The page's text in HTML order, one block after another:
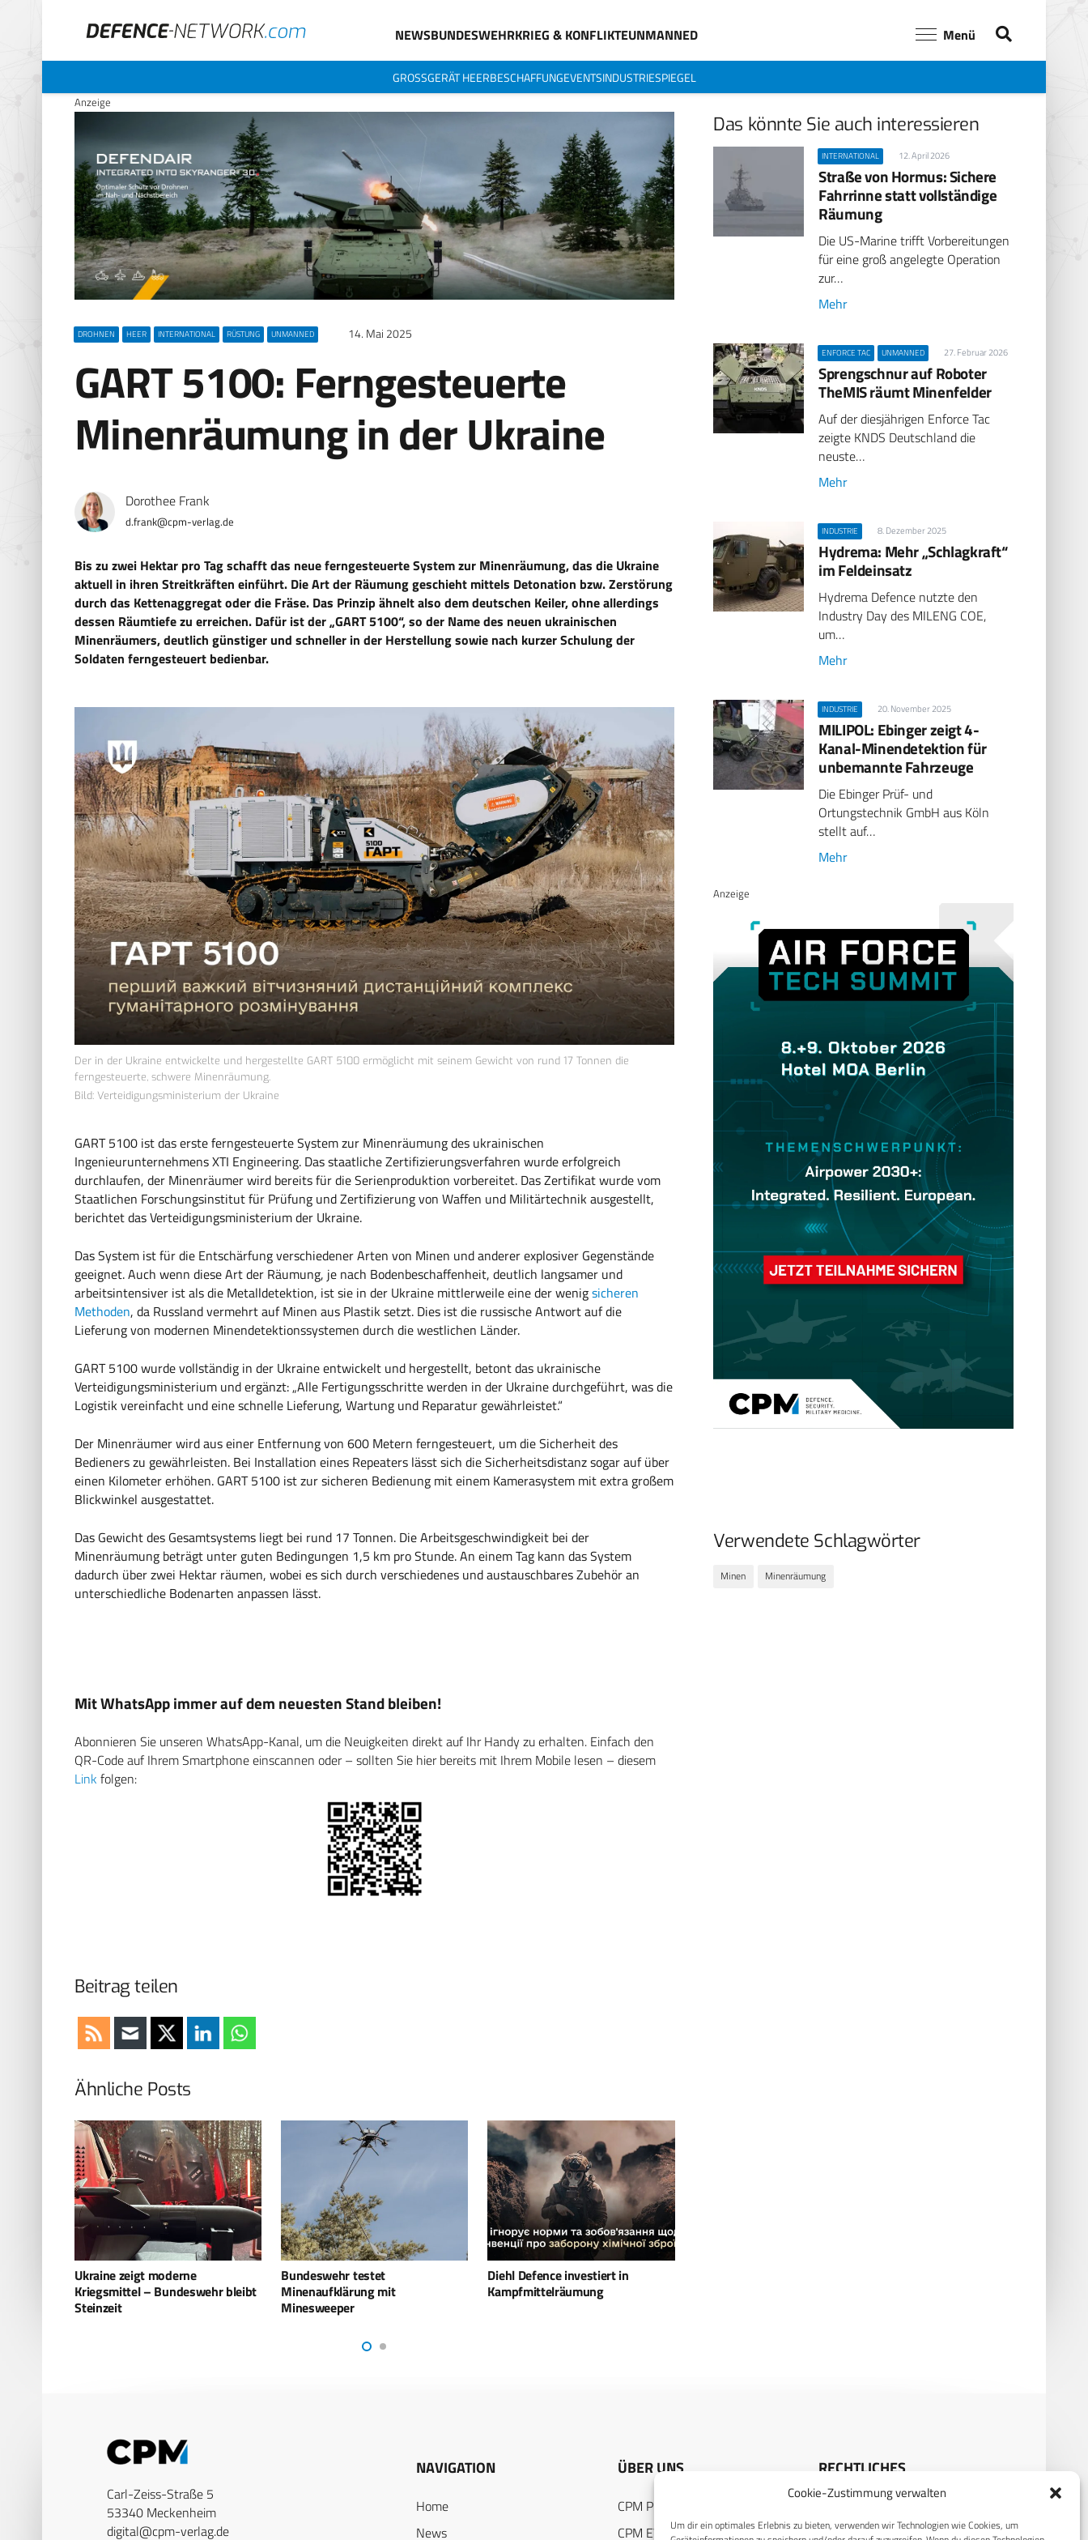
Cookie-Zustimmung verwalten
Um dir ein optimales Erlebnis zu bieten, verwenden wir Technologien wie Cookies, um
NEWSBUNDESWEHRKRIEG & KONFLIKTEUNMANNED Menü
GROSSGERÄT HEERBESCHAFFUNGEVENTSINDUSTRIESPIEGEL
Anzeige
DROHNEN HEER INTERNATIONAL RÜSTUNG UNMANNED 14. Mai 2025
GART 5100: Ferngesteuerte
Minenräumung in der Ukraine
Dorothee Frank
d.frank@cpm-verlag.de
Bis zu zwei Hektar pro Tag schafft das neue ferngesteuerte System zur Minenräumung, das die Ukraine
aktuell in ihren Streitkräften einführt. Die Art der Räumung geschieht mittels Detonation bzw. Zerstörung
durch das Kettenaggregat oder die Fräse. Das Prinzip ähnelt also dem deutschen Keiler, ohne allerdings
dessen Räumtiefe zu erreichen. Dafür ist der „GART 5100“, so der Name des neuen ukrainischen
Minenräumers, deutlich günstiger und schneller in der Herstellung sowie nach kurzer Schulung der
Soldaten ferngesteuert bedienbar.
Der in der Ukraine entwickelte und hergestellte GART 5100 ermöglicht mit seinem Gewicht von rund 17 Tonnen die
ferngesteuerte, schwere Minenräumung.
Bild: Verteidigungsministerium der Ukraine
GART 5100 ist das erste ferngesteuerte System zur Minenräumung des ukrainischen
Ingenieurunternehmens XTI Engineering. Das staatliche Zertifizierungsverfahren wurde erfolgreich
durchlaufen, der Minenräumer wird bereits für die Serienproduktion vorbereitet. Das Zertifikat wurde vom
Staatlichen Forschungsinstitut für Prüfung und Zertifizierung von Waffen und Militärtechnik ausgestellt,
berichtet das Verteidigungsministerium der Ukraine.
Das System ist für die Entschärfung verschiedener Arten von Minen und anderer explosiver Gegenstände
geeignet. Auch wenn diese Art der Räumung, je nach Bodenbeschaffenheit, deutlich langsamer und
arbeitsintensiver ist als die Metalldetektion, ist sie in der Ukraine mittlerweile eine der wenigsicheren
Methoden, da Russland vermehrt auf Minen aus Plastik setzt. Dies ist die russische Antwort auf die
Lieferung von modernen Minendetektionssystemen durch die westlichen Länder.
GART 5100 wurde vollständig in der Ukraine entwickelt und hergestellt, betont das ukrainische
Verteidigungsministerium und ergänzt: „Alle Fertigungsschritte werden in der Ukraine durchgeführt, was die
Logistik vereinfacht und eine schnelle Lieferung, Wartung und Reparatur gewährleistet.“
Der Minenräumer wird aus einer Entfernung von 600 Metern ferngesteuert, um die Sicherheit des
Bedieners zu gewährleisten. Bei Installation eines Repeaters lässt sich die Sicherheitsdistanz sogar auf über
einen Kilometer erhöhen. GART 5100 ist zur sicheren Bedienung mit einem Kamerasystem mit extra großem
Blickwinkel ausgestattet.
Das Gewicht des Gesamtsystems liegt bei rund 17 Tonnen. Die Arbeitsgeschwindigkeit bei der
Minenräumung beträgt unter guten Bedingungen 1,5 km pro Stunde. An einem Tag kann das System
dadurch über zwei Hektar räumen, wobei es sich durch verschiedenes und austauschbares Zubehör an
unterschiedliche Bodenarten anpassen lässt.
Mit WhatsApp immer auf dem neuesten Stand bleiben!
Abonnieren Sie unseren WhatsApp-Kanal, um die Neuigkeiten direkt auf Ihr Handy zu erhalten. Einfach den
QR-Code auf Ihrem Smartphone einscannen oder – sollten Sie hier bereits mit Ihrem Mobile lesen – diesem
Link folgen:
Beitrag teilen
Das könnte Sie auch interessieren
INTERNATIONAL 12. April 2026
Straße von Hormus: Sichere
Fahrrinne statt vollständige
Räumung
Die US-Marine trifft Vorbereitungen
für eine groß angelegte Operation
zur…
Mehr
ENFORCE TAC UNMANNED 27. Februar 2026
Sprengschnur auf Roboter
TheMIS räumt Minenfelder
Auf der diesjährigen Enforce Tac
zeigte KNDS Deutschland die
neuste…
Mehr
INDUSTRIE 8. Dezember 2025
Hydrema: Mehr „Schlagkraft“
im Feldeinsatz
Hydrema Defence nutzte den
Industry Day des MILENG COE,
um…
Mehr
INDUSTRIE 20. November 2025
MILIPOL: Ebinger zeigt 4-
Kanal-Minendetektion für
unbemannte Fahrzeuge
Die Ebinger Prüf- und
Ortungstechnik GmbH aus Köln
stellt auf…
Mehr
Anzeige
Verwendete Schlagwörter
Minen Minenräumung
Ähnliche Posts
Bundeswehr testet
Minenaufklärung mit
Minesweeper
Diehl Defence investiert in
Kampfmittelräumung
Eurosatory: Weltpremiere für den
Keiler NG
Carl-Zeiss-Straße 5
53340 Meckenheim
digital@cpm-verlag.de
NAVIGATION
Home
News
ÜBER UNS
CPM PUBLICATIONS
CPM EVENTS
RECHTLICHES
Datenschutzerklärung
Cookie-Richtlinie (EU)